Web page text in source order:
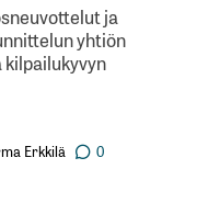
ja
yhtiön
Erkkilä 0